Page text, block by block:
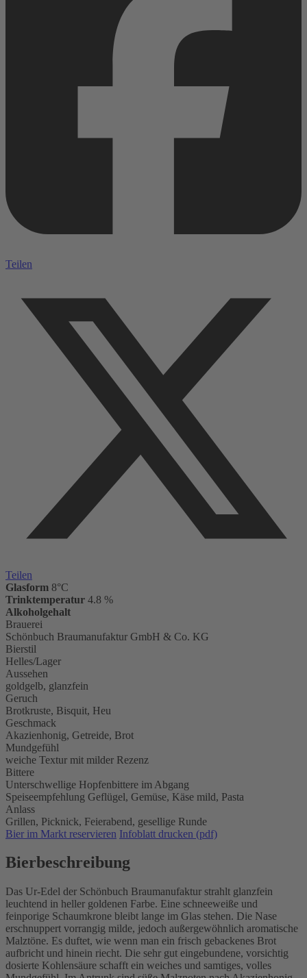
Teilen
Teilen
Glasform 8°C
Trinktemperatur 4.8 %
Alkoholgehalt
Brauerei
Schönbuch Braumanufaktur GmbH & Co. KG
Bierstil
Helles/Lager
Aussehen
goldgelb, glanzfein
Geruch
Brotkruste, Bisquit, Heu
Geschmack
Akazienhonig, Getreide, Brot
Mundgefühl
weiche Textur mit milder Rezenz
Bittere
Unterschwellige Hopfenbittere im Abgang
Speiseempfehlung Geflügel, Gemüse, Käse mild, Pasta
Anlass
Grillen, Picknick, Feierabend, gesellige Runde
Bier im Markt reservieren Infoblatt drucken (pdf)
Bierbeschreibung
Das Ur-Edel der Schönbuch Braumanufaktur strahlt glanzfein
leuchtend in heller goldenen Farbe. Eine schneeweiße und
feinporige Schaumkrone bleibt lange im Glas stehen. Die Nase
erschnuppert vorrangig milde, jedoch außergewöhnlich aromatische
Malztöne. Es duftet, wie wenn man ein frisch gebackenes Brot
aufbricht und hinein riecht. Die sehr gut eingebundene, vorsichtig
dosierte Kohlensäure schafft ein weiches und samtiges, volles